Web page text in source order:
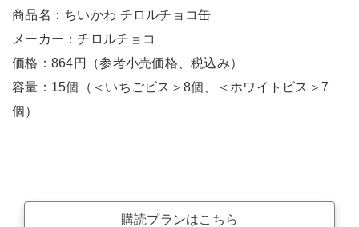
商品名：ちいかわ チロルチョコ缶
メーカー：チロルチョコ
価格：864円（参考小売価格、税込み）
容量：15個（＜いちごビス＞8個、＜ホワイトビス＞7
個）
購読プランはこちら